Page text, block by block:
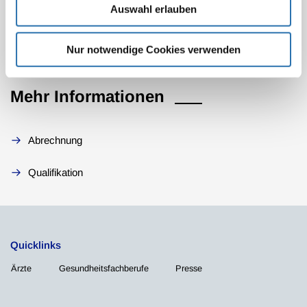
Auswahl erlauben
Nur notwendige Cookies verwenden
(08.04.2005), Seite A-1006
Mehr Informationen
Abrechnung
Qualifikation
Quicklinks
Ärzte Gesundheitsfachberufe Presse